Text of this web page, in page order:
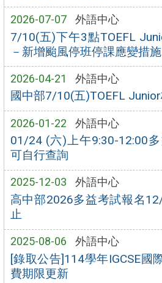
2026-07-07 外語中心
7/10(五)下午3點TOEFL
－新增颱風停班停課應變措施
2026-04-21 外語中心
國中部7/10(五)TOEFL
2026-01-22 外語中心
01/24 (六)上午9:30-12:00
可自行查詢
2025-12-03 外語中心
高中部2026多益考試報名
止
2025-08-06 外語中心
[錄取公告]114學年IGCSE國
費期限更新